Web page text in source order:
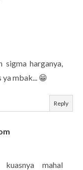
sigma harganya,
ya mbak... 😁
Reply
mahal